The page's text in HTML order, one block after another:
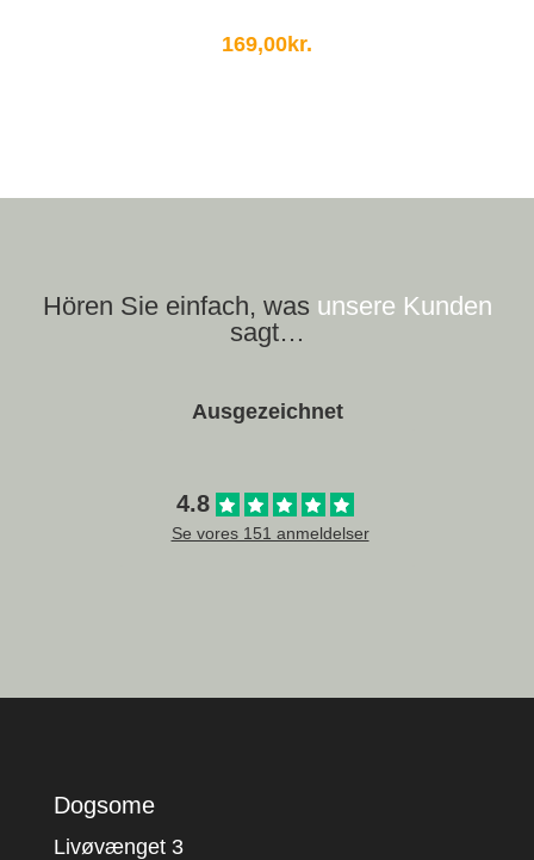
169,00kr.
Hören Sie einfach, was unsere Kunden
sagt…
Ausgezeichnet
4.8
Se vores 151 anmeldelser
Dogsome
Livøvænget 3